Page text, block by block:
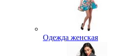
Одежда женская